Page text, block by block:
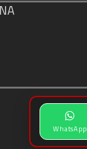
WhatsApp